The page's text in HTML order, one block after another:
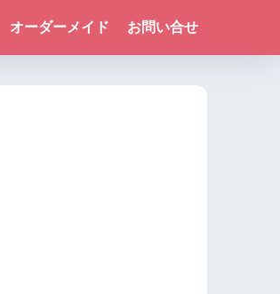
オーダーメイド お問い合せ